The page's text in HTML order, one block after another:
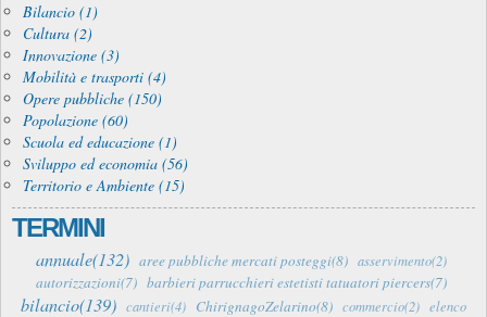
Bilancio (1)
Cultura (2)
Innovazione (3)
Mobilità e trasporti (4)
Opere pubbliche (150)
Popolazione (60)
Scuola ed educazione (1)
Sviluppo ed economia (56)
Territorio e Ambiente (15)
TERMINI
annuale(132) aree pubbliche mercati posteggi(8) asservimento(2)
autorizzazioni(7) barbieri parrucchieri estetisti tatuatori piercers(7)
bilancio(139) cantieri(4) ChirignagoZelarino(8) commercio(2) elenco